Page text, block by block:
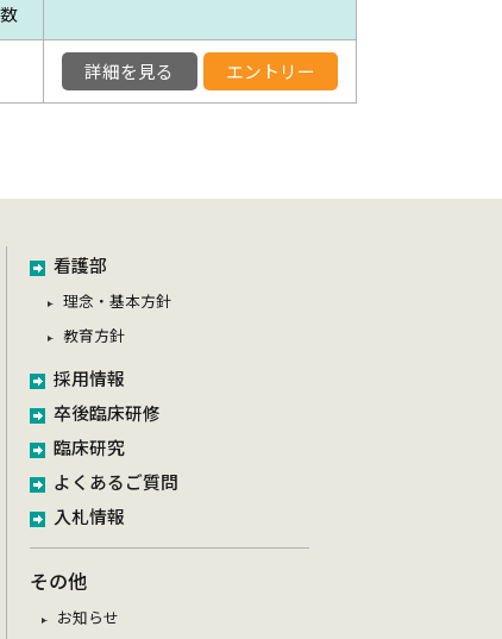
詳細を見る エントリー
看護部
理念・基本方針
教育方針
採用情報
卒後臨床研修
臨床研究
よくあるご質問
入札情報
その他
お知らせ